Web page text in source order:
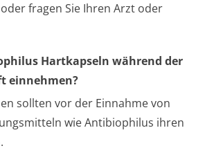
fragen Sie Ihren Arzt oder
Hartkapseln während der
einnehmen?
sollten vor der Einnahme von
wie Antibiophilus ihren